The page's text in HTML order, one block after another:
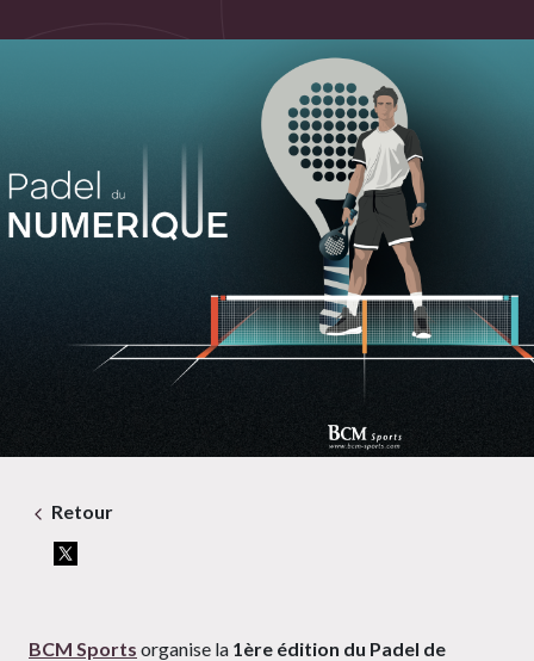
Retour
BCM Sports organise la 1ère édition du Padel de